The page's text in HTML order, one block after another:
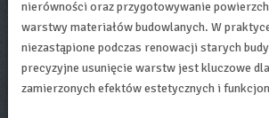
nierówności oraz przygotowywanie
warstwy materiałów budowlanych. W
niezastąpione podczas renowacji starych
precyzyjne usunięcie warstw jest kluczowe
zamierzonych efektów estetycznych i